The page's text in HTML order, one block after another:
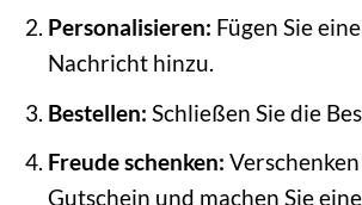
Personalisieren: Fügen Sie
Nachricht hinzu.
Bestellen: Schließen Sie die
Freude schenken:
Gutschein und machen Sie